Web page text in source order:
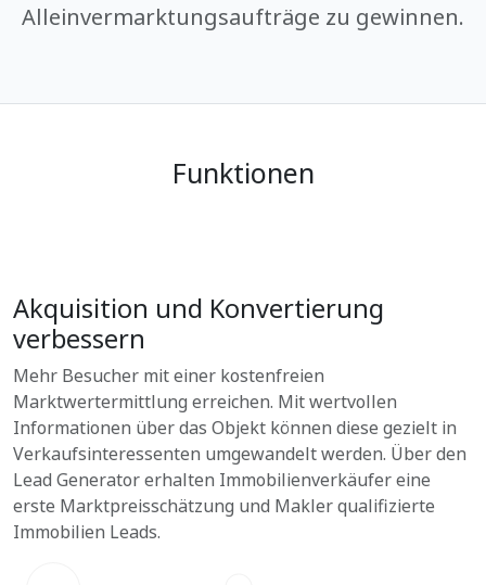
Alleinvermarktungsaufträge zu gewinnen.
Funktionen
Akquisition und Konvertierung
verbessern
Mehr Besucher mit einer kostenfreien
Marktwertermittlung erreichen. Mit wertvollen
Informationen über das Objekt können diese gezielt in
Verkaufsinteressenten umgewandelt werden. Über den
Lead Generator erhalten Immobilienverkäufer eine
erste Marktpreisschätzung und Makler qualifizierte
Immobilien Leads.